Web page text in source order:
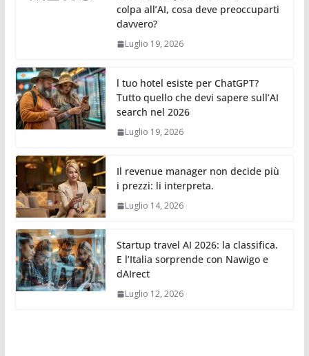
colpa all’AI, cosa deve preoccuparti
davvero?
Luglio 19, 2026
l tuo hotel esiste per ChatGPT?
Tutto quello che devi sapere sull’AI
search nel 2026
Luglio 19, 2026
Il revenue manager non decide più
i prezzi: li interpreta.
Luglio 14, 2026
Startup travel AI 2026: la classifica.
E l’Italia sorprende con Nawigo e
dAIrect
Luglio 12, 2026